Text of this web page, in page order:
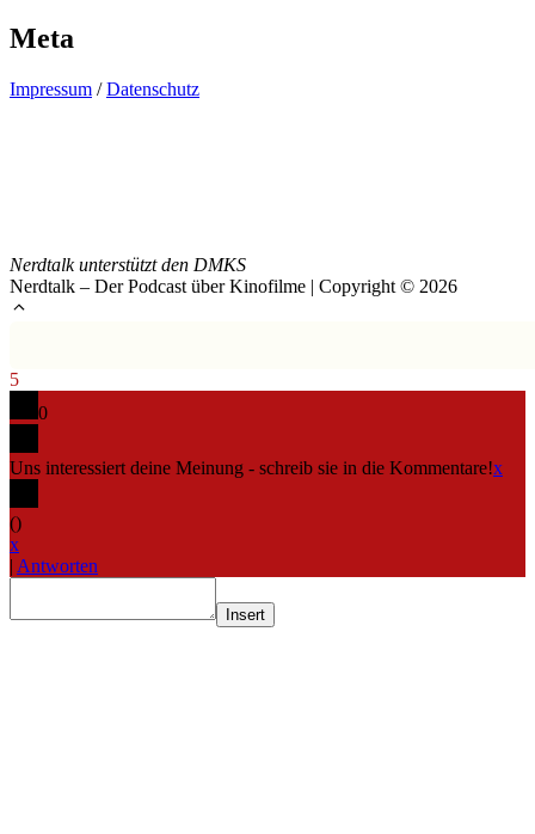
Meta
Impressum /Datenschutz
Nerdtalk unterstützt den DMKS
Nerdtalk – Der Podcast über Kinofilme | Copyright © 2026
5
0
Uns interessiert deine Meinung - schreib sie in die Kommentare!x
()
x
| Antworten
Insert